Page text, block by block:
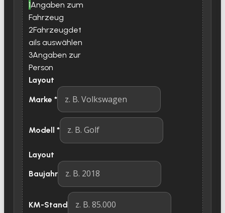
1Angaben zum
Fahrzeug
2Fahrzeugdet
ails auswählen
3Angaben zur
Person
Layout
Marke *
Modell *
Layout
Baujahr
KM-Stand